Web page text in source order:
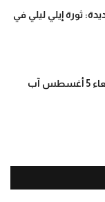
ثورة إيلي ليلي في
توقعات الأبراج اليومية الأربعاء 5 أغسطس آب